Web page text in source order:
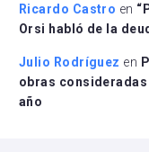
Ricardo Castro en
Orsi habló de la
Julio Rodríguez en
obras
año